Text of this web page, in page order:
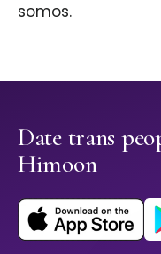
somos.
Date trans
Himoon